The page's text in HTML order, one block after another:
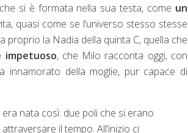
si è formata nella sua testa, come un
quasi come se l’universo stesso stesse
proprio la Nadia della quinta C, quella che
impetuoso, che Milo racconta oggi, con
innamorato della moglie, pur capace di
nata così: due poli che si erano
il tempo. All’inizio ci